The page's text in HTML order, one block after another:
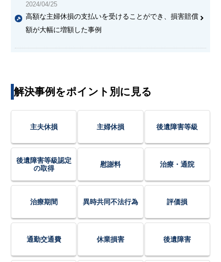
2024/04/25
高額な主婦休損の支払いを受けることができ、損害賠償
額が大幅に増額した事例
解決事例をポイント別に見る
主夫休損 主婦休損 後遺障害等級
後遺障害等級認定
の取得
慰謝料 治療・通院
治療期間 異時共同不法行為 評価損
通勤交通費 休業損害 後遺障害